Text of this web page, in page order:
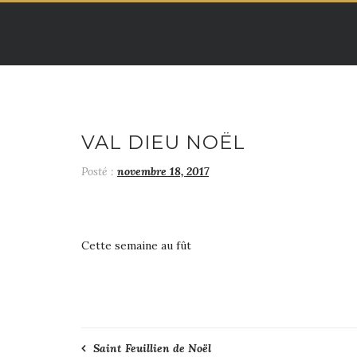
VAL DIEU NOËL
Posté : novembre 18, 2017
Cette semaine au fût
Saint Feuillien de Noël